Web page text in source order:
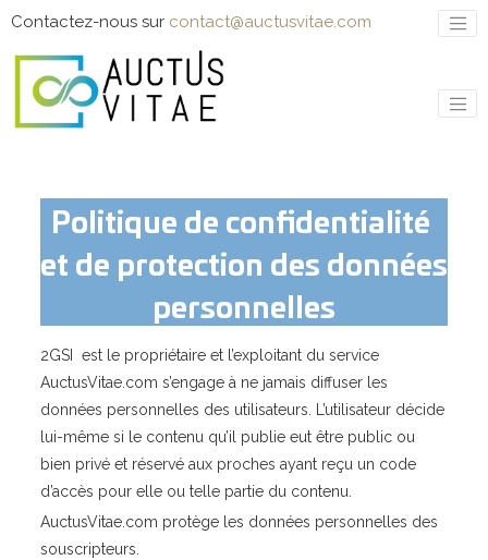
Contactez-nous sur contact@auctusvitae.com
Politique de confidentialité
et de protection des données
personnelles
2GSI est le propriétaire et l’exploitant du service
AuctusVitae.com s’engage à ne jamais diffuser les
données personnelles des utilisateurs. L’utilisateur décide
lui-même si le contenu qu’il publie eut être public ou
bien privé et réservé aux proches ayant reçu un code
d’accès pour elle ou telle partie du contenu.
AuctusVitae.com protège les données personnelles des
souscripteurs.